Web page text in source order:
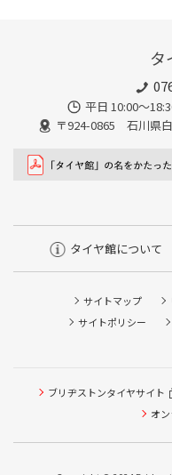
タ
平日 10:00～
〒924-0865 石川県
タイヤ館について
サイトマップ
サイトポリシー
ブリヂストンタイヤサイト
オ
ピット作業の予約